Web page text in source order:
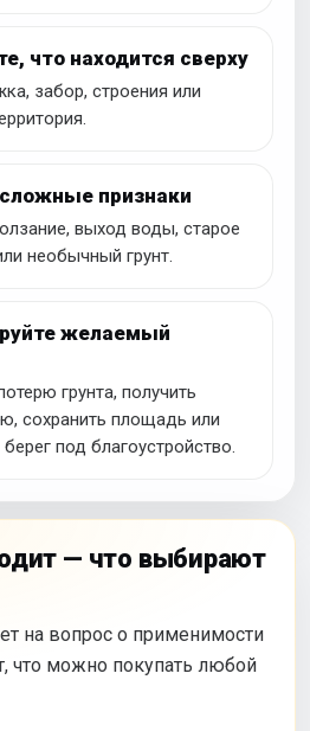
что находится сверху
забор, строения или
признаки
выход воды, старое
необычный грунт.
желаемый
грунта, получить
сохранить площадь или
под благоустройство.
— что выбирают
на вопрос о применимости
что можно покупать любой